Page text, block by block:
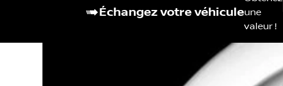
Échangez votre véhiculeune
valeur !